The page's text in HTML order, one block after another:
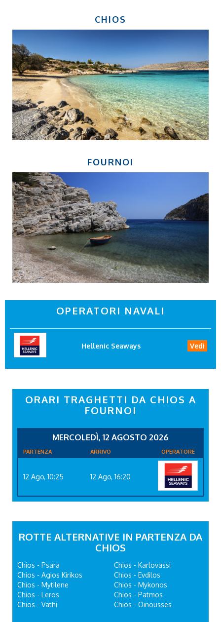
CHIOS
FOURNOI
OPERATORI NAVALI
Hellenic Seaways Vedi
ORARI TRAGHETTI DA CHIOS A
FOURNOI
MERCOLEDÌ, 12 AGOSTO 2026
PARTENZA ARRIVO OPERATORE
12 Ago, 10:25 12 Ago, 16:20
ROTTE ALTERNATIVE IN PARTENZA DA
CHIOS
Chios - Psara
Chios - Agios Kirikos
Chios - Mytilene
Chios - Leros
Chios - Vathi
Chios - Karlovassi
Chios - Evdilos
Chios - Mykonos
Chios - Patmos
Chios - Oinousses